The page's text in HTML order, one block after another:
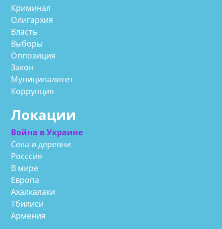
Криминал
Олигархия
Власть
Выборы
Оппозиция
Закон
Муниципалитет
Коррупция
Локации
Война в Украине
Села и деревни
Росссия
В мире
Европа
Ахалкалаки
Тбилиси
Армения